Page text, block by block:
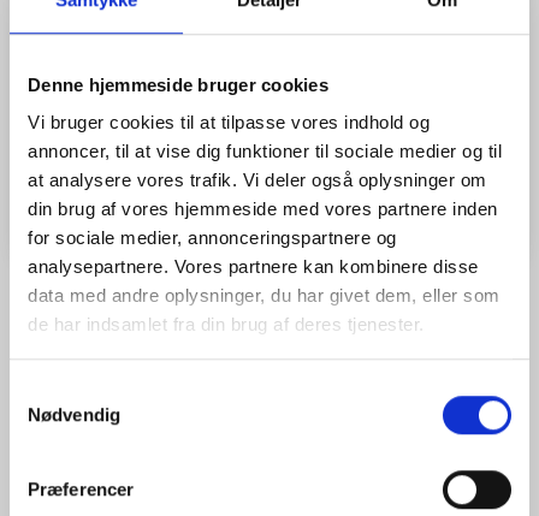
Denne hjemmeside bruger cookies
Vi bruger cookies til at tilpasse vores indhold og
annoncer, til at vise dig funktioner til sociale medier og til
at analysere vores trafik. Vi deler også oplysninger om
din brug af vores hjemmeside med vores partnere inden
for sociale medier, annonceringspartnere og
analysepartnere. Vores partnere kan kombinere disse
data med andre oplysninger, du har givet dem, eller som
de har indsamlet fra din brug af deres tjenester.
Nødvendig
Præferencer
Model/varenr.: 49-080980
Læg i kurv
BESKRIVELSE ANMELDELSER (0)
En præcis afstandsmåler til bestemmelse af længder, arealer og
rumfang. Applikationen er praktisk, vægarealer med samme højde
tilføjes automatisk, og definerede målte længder kan afsættes
den interne hukommelse.